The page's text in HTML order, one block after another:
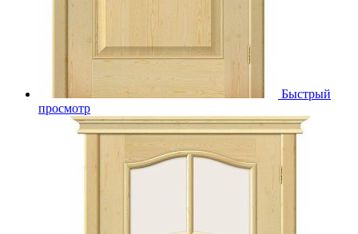
Быстрый
просмотр